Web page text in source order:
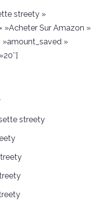
streety »
»Acheter Sur Amazon »
»amount_saved »
streety